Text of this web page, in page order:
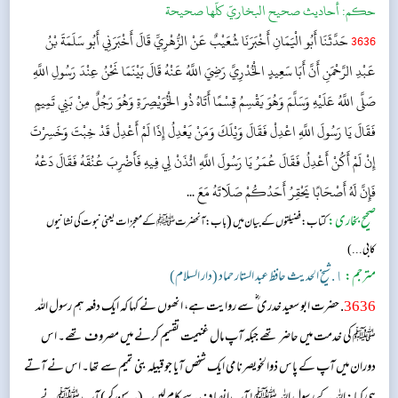
حکم:أحاديث صحيح البخاريّ كلّها صحيحة
3636حَدَّثَنَا أَبُو الْيَمَانِ أَخْبَرَنَا شُعَيْبٌ عَنْ الزُّهْرِيِّ قَالَ أَخْبَرَنِي أَبُو سَلَمَةَ بْنُ
عَبْدِ الرَّحْمَنِ أَنَّ أَبَا سَعِيدٍ الْخُدْرِيَّ رَضِيَ اللَّهُ عَنْهُ قَالَ بَيْنَمَا نَحْنُ عِنْدَ رَسُولِ اللَّهِ
صَلَّى اللَّهُ عَلَيْهِ وَسَلَّمَ وَهُوَ يَقْسِمُ قِسْمًا أَتَاهُ ذُو الْخُوَيْصِرَةِ وَهُوَ رَجُلٌ مِنْ بَنِي تَمِيمٍ
فَقَالَ يَا رَسُولَ اللَّهِ اعْدِلْ فَقَالَ وَيْلَكَ وَمَنْ يَعْدِلُ إِذَا لَمْ أَعْدِلْ قَدْ خِبْتَ وَخَسِرْتَ
إِنْ لَمْ أَكُنْ أَعْدِلُ فَقَالَ عُمَرُ يَا رَسُولَ اللَّهِ ائْذَنْ لِي فِيهِ فَأَضْرِبَ عُنُقَهُ فَقَالَ دَعْهُ
فَإِنَّ لَهُ أَصْحَابًا يَحْقِرُ أَحَدُكُمْ صَلَاتَهُ مَعَ ...
صحیح بخاری:کتاب: فضیلتوں کے بیان میں(باب: آنحضرت ﷺکےمعجزات یعنی نبوت کی نشانیوں
کابی...)
مترجم: ١. شیخ الحدیث حافظ عبد الستار حماد (دار السلام)
3636. حضرت ابو سعید خدری ؓ سے روایت ہے، انھوں نے کہا کہ ایک دفعہ ہم رسول اللہ
ﷺ کی خدمت میں حاضر تھے جبکہ آپ مال غنیمت تقسیم کرنے میں مصروف تھے۔ اس
دوران میں آپ کے پاس ذوالخویصرنامی ایک شخص آیا جو قبیلہ بنی تمیم سے تھا۔ اس نے آتے